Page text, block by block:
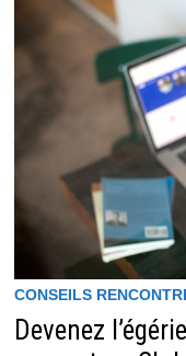
CONSEILS
Devenez